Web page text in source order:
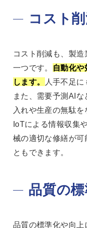
コスト
コスト削減も、製
一つです。
自動化
します。
人手不足に
また、需要予測AI
入れや生産の無駄を
IoTによる情報収集
械の適切な修繕が可
ともできます。
品質の
品質の標準化や向